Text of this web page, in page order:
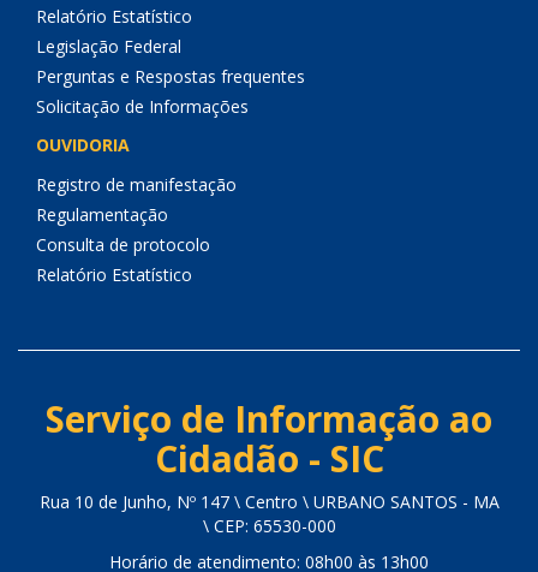
Relatório Estatístico
Legislação Federal
Perguntas e Respostas frequentes
Solicitação de Informações
OUVIDORIA
Registro de manifestação
Regulamentação
Consulta de protocolo
Relatório Estatístico
Serviço de Informação ao
Cidadão - SIC
Rua 10 de Junho, Nº 147 \ Centro \ URBANO SANTOS - MA
\ CEP: 65530-000
Horário de atendimento: 08h00 às 13h00